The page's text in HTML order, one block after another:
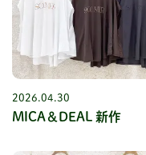
2026.04.30
MICA＆DEAL 新作